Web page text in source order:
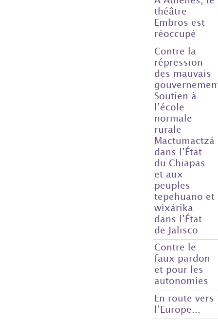
théâtre
Embros est
réoccupé
Contre la
répression
des mauvais
Soutien à
l’école
normale
rurale
Mactumactzá
dans l’État
du Chiapas
et aux
peuples
tepehuano et
wixárika
dans l’État
de Jalisco
Contre le
faux pardon
et pour les
autonomies
En route vers
l’Europe...